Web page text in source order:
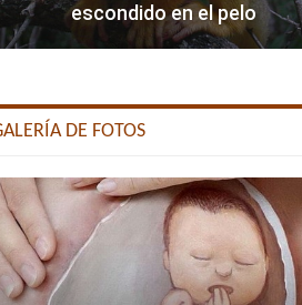
escondido en el pelo
DE FOTOS